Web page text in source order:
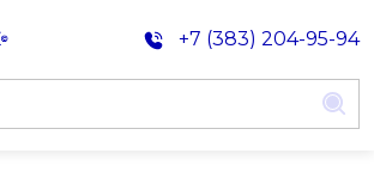
+7 (383) 204-95-94